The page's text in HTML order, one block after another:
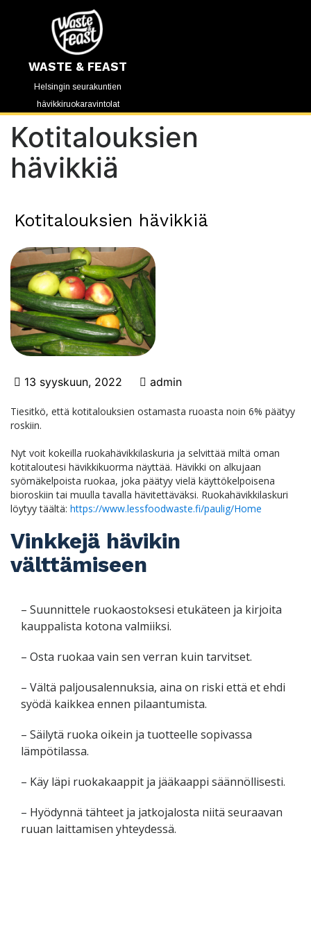
WASTE & FEAST
Helsingin seurakuntien
hävikkiruokaravintolat
Kotitalouksien
hävikkiä
Kotitalouksien hävikkiä
13 syyskuun, 2022 admin
Tiesitkö, että kotitalouksien ostamasta ruoasta noin 6% päätyy
roskiin.
Nyt voit kokeilla ruokahävikkilaskuria ja selvittää miltä oman
kotitaloutesi hävikkikuorma näyttää. Hävikki on alkujaan
syömäkelpoista ruokaa, joka päätyy vielä käyttökelpoisena
bioroskiin tai muulla tavalla hävitettäväksi. Ruokahävikkilaskuri
löytyy täältä: https://www.lessfoodwaste.fi/paulig/Home
Vinkkejä hävikin
välttämiseen
– Suunnittele ruokaostoksesi etukäteen ja kirjoita
kauppalista kotona valmiiksi.
– Osta ruokaa vain sen verran kuin tarvitset.
– Vältä paljousalennuksia, aina on riski että et ehdi
syödä kaikkea ennen pilaantumista.
– Säilytä ruoka oikein ja tuotteelle sopivassa
lämpötilassa.
– Käy läpi ruokakaappit ja jääkaappi säännöllisesti.
– Hyödynnä tähteet ja jatkojalosta niitä seuraavan
ruuan laittamisen yhteydessä.